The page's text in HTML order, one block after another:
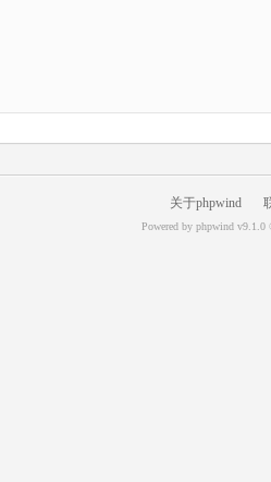
关于phpwind
Powered by phpwind v9.1.0